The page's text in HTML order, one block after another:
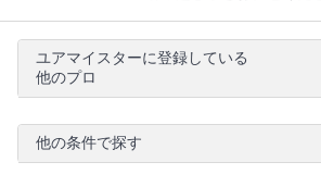
ユアマイスターに登録している
他のプロ
他の条件で探す